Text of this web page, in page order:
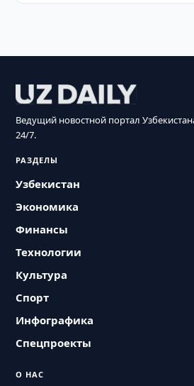
Ведущий новостной портал
24/7.
РАЗДЕЛЫ
Узбекистан
Экономика
Финансы
Технологии
Культура
Спорт
Инфографика
Спецпроекты
О НАС